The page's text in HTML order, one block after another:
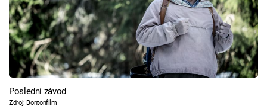
Poslední závod
Zdroj: Bontonfilm